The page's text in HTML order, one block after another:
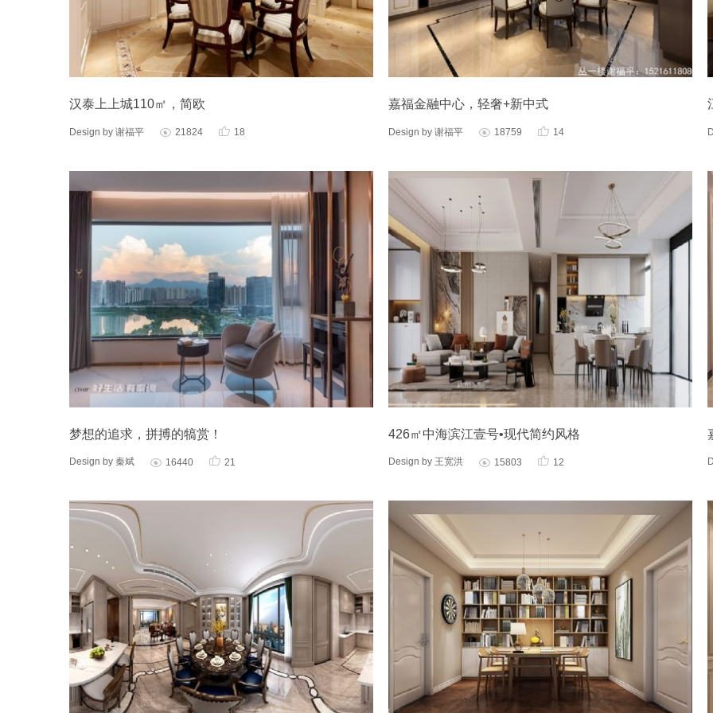
汉泰上上城110㎡，简欧
Design by 谢福平  21824 18
嘉福金融中心，轻奢+新中式
Design by 谢福平  18759 14
梦想的追求，拼搏的犒赏！
Design by 秦斌  16440 21
426㎡中海滨江壹号•现代简约风格
Design by 王宽洪  15803 12